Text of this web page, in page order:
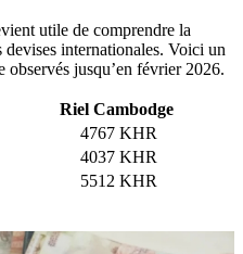
utile de comprendre la
internationales. Voici un
observés jusqu’en février 2026.
Riel Cambodge
4767 KHR
4037 KHR
5512 KHR